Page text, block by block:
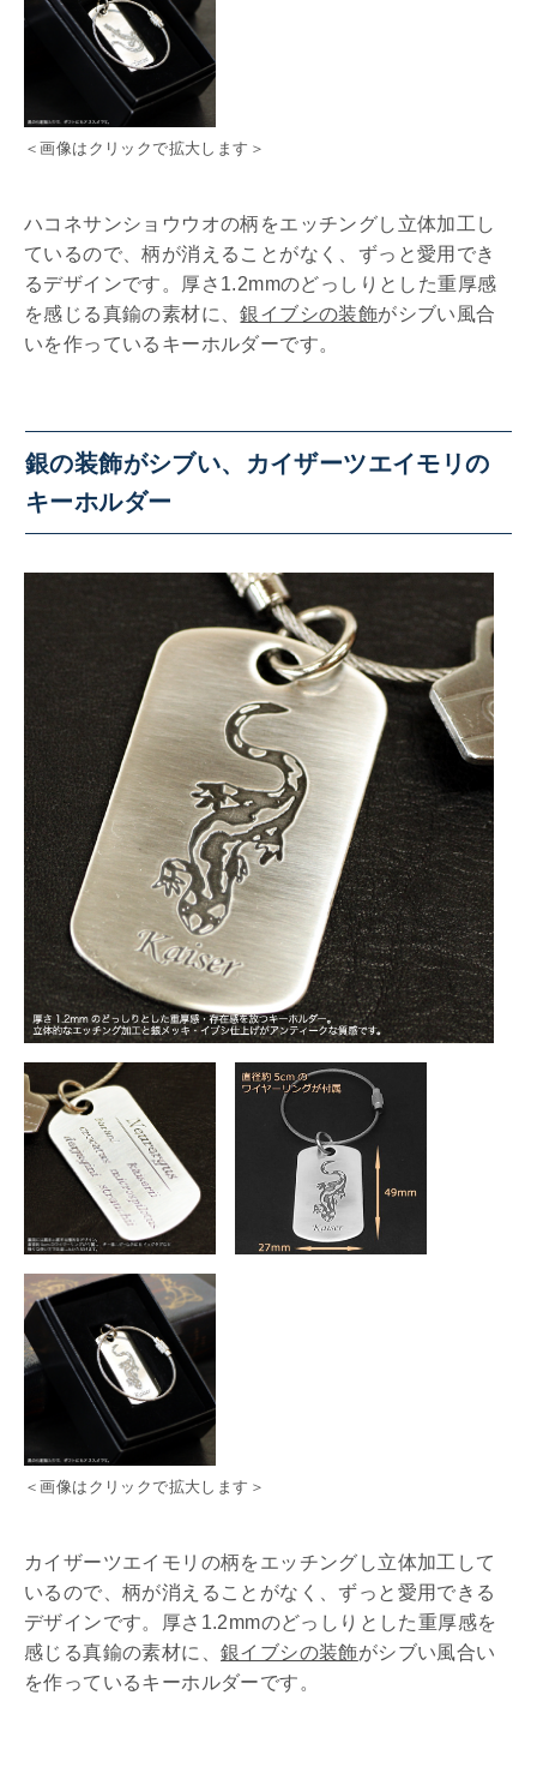
＜画像はクリックで拡大します＞
ハコネサンショウウオの柄をエッチングし立体加工し
ているので、柄が消えることがなく、ずっと愛用でき
るデザインです。厚さ1.2mmのどっしりとした重厚感
を感じる真鍮の素材に、銀イブシの装飾がシブい風合
いを作っているキーホルダーです。
銀の装飾がシブい、カイザーツエイモリの
キーホルダー
＜画像はクリックで拡大します＞
カイザーツエイモリの柄をエッチングし立体加工して
いるので、柄が消えることがなく、ずっと愛用できる
デザインです。厚さ1.2mmのどっしりとした重厚感を
感じる真鍮の素材に、 銀イブシの装飾がシブい風合い
を作っているキーホルダーです。